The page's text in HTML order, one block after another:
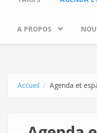
A PROPOS
Accueil Agenda et